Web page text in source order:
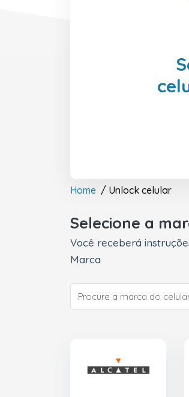
Home / Unlock celular
Selecione a
Você receberá
Marca